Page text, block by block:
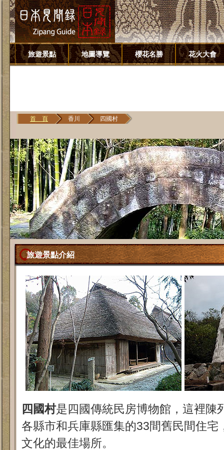
旅遊景點 地圖導覽 櫻花名勝 花火大會
首 頁 香川 四國村
旅遊景點介紹
四國村是四國傳統民房博物館，這裡陳
各縣市和兵庫縣匯集的33間舊民間住宅
文化的最佳場所。